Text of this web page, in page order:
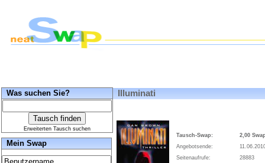
Was suchen Sie?
Erweiterten Tausch suchen
Mein Swap
Illuminati
Tausch-Swap:
2,00
Angebotsende:
Seitenaufrufe:
28883